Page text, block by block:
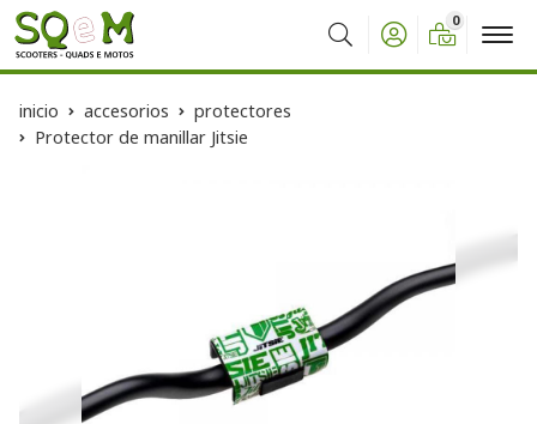
Buscar
0
inicio accesorios
protectores
Protector de manillar Jitsie